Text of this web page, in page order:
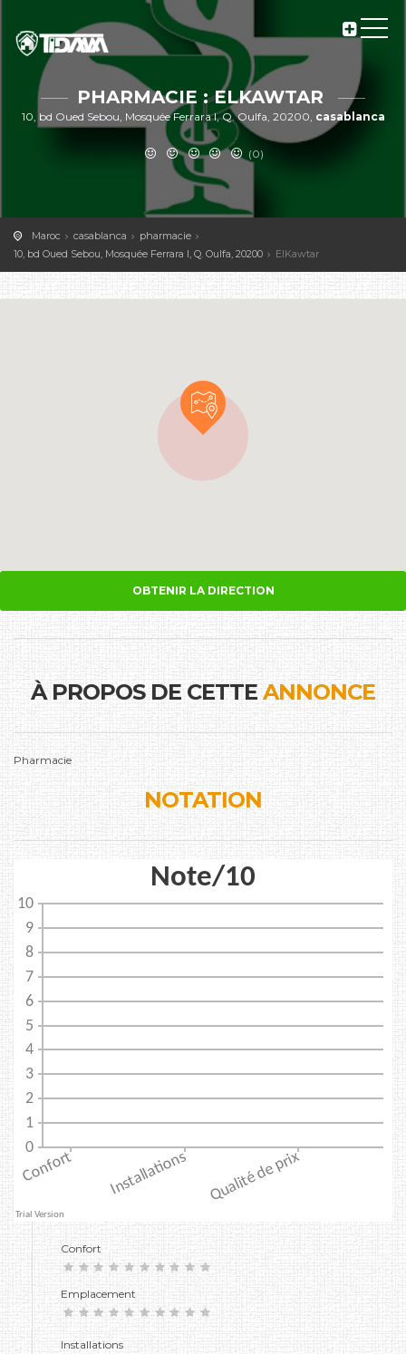
PHARMACIE : ELKAWTAR
10, bd Oued Sebou, Mosquée Ferrara I, Q. Oulfa, 20200, casablanca
(0)
Maroc casablanca
pharmacie
10, bd Oued Sebou, Mosquée Ferrara I, Q. Oulfa, 20200
ElKawtar
OBTENIR LA DIRECTION
À PROPOS DE CETTEANNONCE
Pharmacie
NOTATION
Confort
Emplacement
Installations